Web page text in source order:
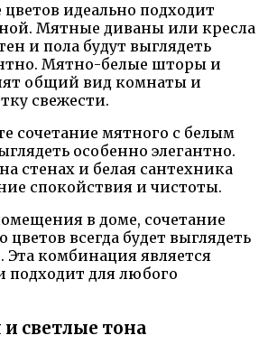
цветов идеально подходит
Мятные диваны или кресла
и пола будут выглядеть
Мятно-белые шторы и
общий вид комнаты и
свежести.
сочетание мятного с белым
особенно элегантно.
стенах и белая сантехника
спокойствия и чистоты.
в доме, сочетание
цветов всегда будет выглядеть
Эта комбинация является
подходит для любого
светлые тона